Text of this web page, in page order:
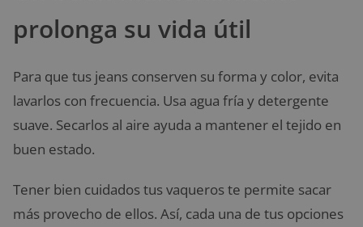
prolonga su vida útil
Para que tus jeans conserven su forma y color, evita
lavarlos con frecuencia. Usa agua fría y detergente
suave. Secarlos al aire ayuda a mantener el tejido en
buen estado.
Tener bien cuidados tus vaqueros te permite sacar
más provecho de ellos. Así, cada una de tus opciones